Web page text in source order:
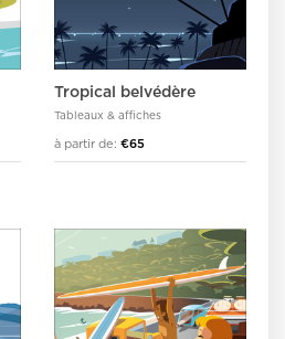
Tropical belvédère
Tableaux & affiches
à partir de: €65